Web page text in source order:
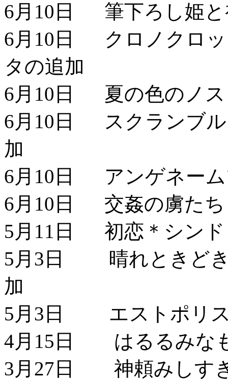
6月10日 筆下ろし姫と
6月10日 クロノクロッ
タの追加
6月10日 夏の色のノス
6月10日 スクランブル
加
6月10日 アンゲネーム
6月10日 交姦の虜たち
5月11日 初恋＊シンド
5月3日 晴れときどき
加
5月3日 エストポリス
4月15日 はるるみなも
3月27日 神頼みしすぎ